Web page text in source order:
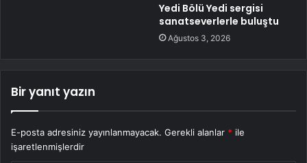
Yedi Bölü Yedi sergisi
sanatseverlerle buluştu
Ağustos 3, 2026
Bir yanıt yazın
E-posta adresiniz yayınlanmayacak. Gerekli alanlar * ile
işaretlenmişlerdir